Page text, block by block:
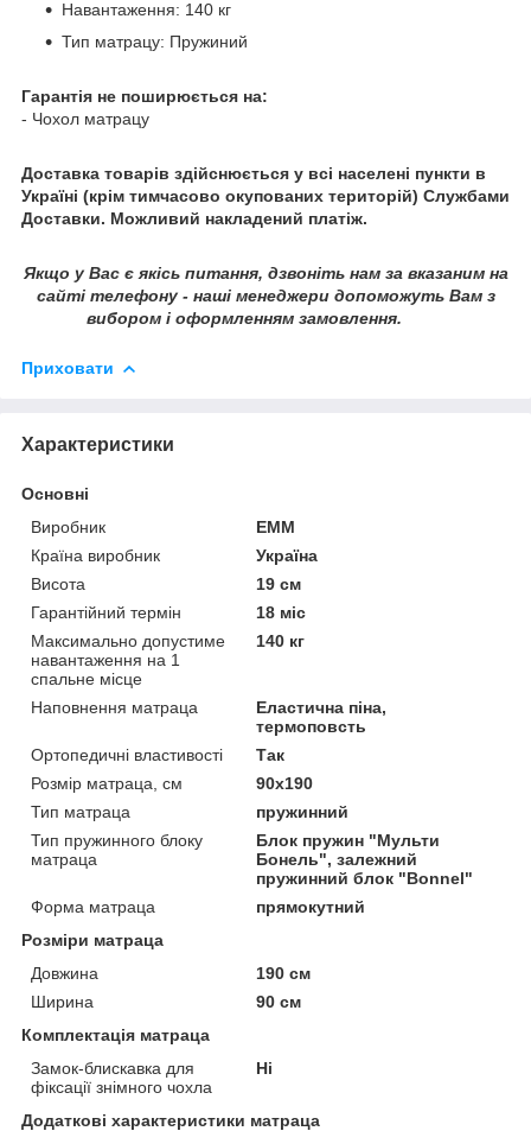
Навантаження: 140 кг
Тип матрацу: Пружиний
Гарантія не поширюється на:
- Чохол матрацу
Доставка товарів здійснюється у всі населені пункти в
Україні (крім тимчасово окупованих територій) Службами
Доставки. Можливий накладений платіж.
Якщо у Вас є якісь питання, дзвоніть нам за вказаним на
сайті телефону - наші менеджери допоможуть Вам з
вибором і оформленням замовлення.
Приховати
Характеристики
Основні
Виробник
ЕММ
Країна виробник
Україна
Висота
19 см
Гарантійний термін
18 міс
Максимально допустиме
навантаження на 1
спальне місце
140 кг
Наповнення матраца
Еластична піна,
термоповсть
Ортопедичні властивості
Так
Розмір матраца, см
90х190
Тип матраца
пружинний
Тип пружинного блоку
матраца
Блок пружин "Мульти
Бонель", залежний
пружинний блок "Вonnel"
Форма матраца
прямокутний
Розміри матраца
Довжина
190 см
Ширина
90 см
Комплектація матраца
Замок-блискавка для
фіксації знімного чохла
Ні
Додаткові характеристики матраца